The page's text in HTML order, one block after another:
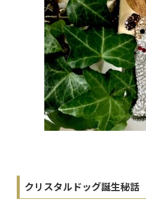
クリスタルドッグ誕生秘話